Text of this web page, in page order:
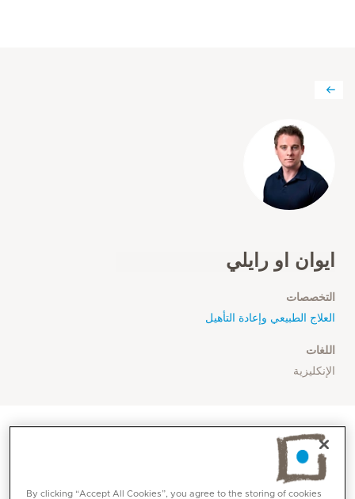
ايوان او رايلي
التخصصات
العلاج الطبيعي وإعادة التأهيل
اللغات
الإنكليزية
By clicking “Accept All Cookies”, you agree to the storing of cookies